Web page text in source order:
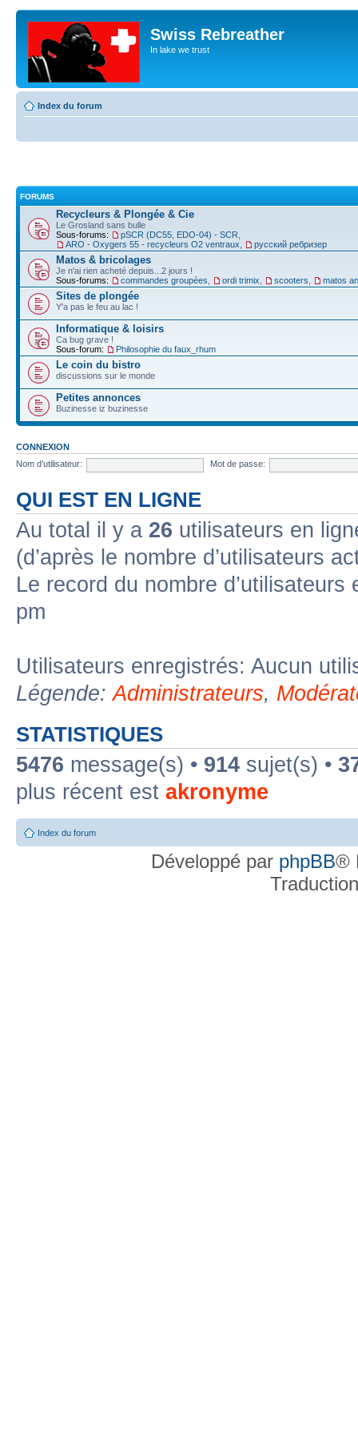
Swiss Rebreather
In lake we trust
Index du forum
FORUMS
Recycleurs & Plongée & Cie
Le Grosland sans bulle
Sous-forums:
pSCR (DC55, EDO-04) - SCR
ARO - Oxygers 55 - recycleurs O2 ventraux
русский ребризер
Matos & bricolages
Je n'ai rien acheté depuis...2 jours !
Sous-forums:
commandes groupées ordi trimix scooters matos
Sites de plongée
Y'a pas le feu au lac !
Informatique & loisirs
Ca bug grave !
Sous-forum:
Philosophie du faux_rhum
Le coin du bistro
discussions sur le monde
Petites annonces
Buzinesse iz buzinesse
CONNEXION
Nom d’utilisateur:
Mot de passe:
QUI EST EN LIGNE
Au total il y a 26 utilisateurs en
(d’après le nombre d’utilisateurs
Le record du nombre
pm
Utilisateurs enregistrés: Aucun
Légende:Administrateurs,
STATISTIQUES
5476 message(s) • 914 sujet(s) •
plus récent est akronyme
Index du forum
Développé par phpBB®